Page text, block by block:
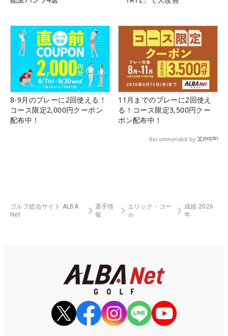
8-9月のプレーに2回使える！
コース限定2,000円クーポン
配布中！
11月までのプレーに2回使え
る！コース限定3,500円クー
ポン配布中！
Recommended by
ゴルフ総合サイト ALBA
Net
選手情
報
エリック・コー
ル
成績 2026
年